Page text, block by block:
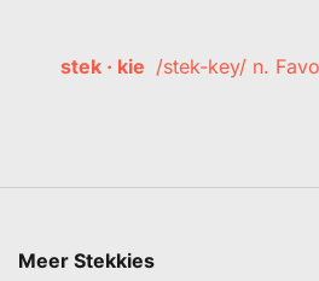
stek · kie /stek-key/ n.
Meer Stekkies